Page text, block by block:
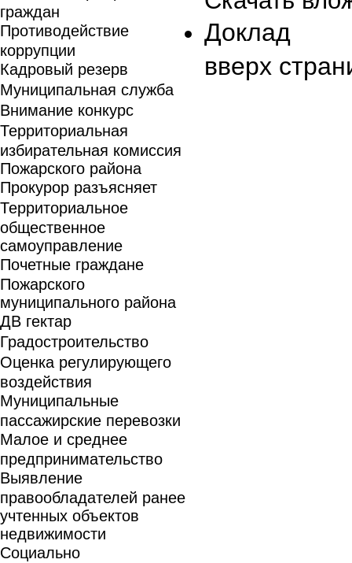
граждан
Противодействие
коррупции
Кадровый резерв
Муниципальная служба
Внимание конкурс
Территориальная
избирательная комиссия
Пожарского района
Прокурор разъясняет
Территориальное
общественное
самоуправление
Почетные граждане
Пожарского
муниципального района
ДВ гектар
Градостроительство
Оценка регулирующего
воздействия
Муниципальные
пассажирские перевозки
Малое и среднее
предпринимательство
Выявление
правообладателей ранее
учтенных объектов
недвижимости
Социально
Доклад
вверх